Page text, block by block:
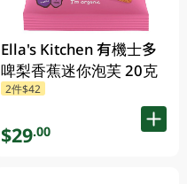
Ella's Kitchen 有機士多
啤梨香蕉迷你泡芙 20克
2件$42
$29.00